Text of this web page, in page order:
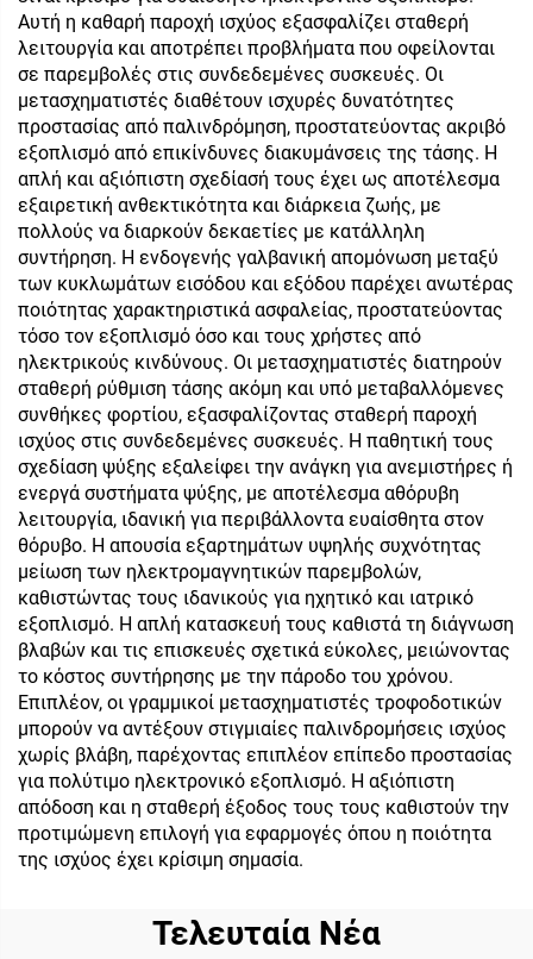
Αυτή η καθαρή παροχή ισχύος εξασφαλίζει σταθερή
λειτουργία και αποτρέπει προβλήματα που οφείλονται
σε παρεμβολές στις συνδεδεμένες συσκευές. Οι
μετασχηματιστές διαθέτουν ισχυρές δυνατότητες
προστασίας από παλινδρόμηση, προστατεύοντας ακριβό
εξοπλισμό από επικίνδυνες διακυμάνσεις της τάσης. Η
απλή και αξιόπιστη σχεδίασή τους έχει ως αποτέλεσμα
εξαιρετική ανθεκτικότητα και διάρκεια ζωής, με
πολλούς να διαρκούν δεκαετίες με κατάλληλη
συντήρηση. Η ενδογενής γαλβανική απομόνωση μεταξύ
των κυκλωμάτων εισόδου και εξόδου παρέχει ανωτέρας
ποιότητας χαρακτηριστικά ασφαλείας, προστατεύοντας
τόσο τον εξοπλισμό όσο και τους χρήστες από
ηλεκτρικούς κινδύνους. Οι μετασχηματιστές διατηρούν
σταθερή ρύθμιση τάσης ακόμη και υπό μεταβαλλόμενες
συνθήκες φορτίου, εξασφαλίζοντας σταθερή παροχή
ισχύος στις συνδεδεμένες συσκευές. Η παθητική τους
σχεδίαση ψύξης εξαλείφει την ανάγκη για ανεμιστήρες ή
ενεργά συστήματα ψύξης, με αποτέλεσμα αθόρυβη
λειτουργία, ιδανική για περιβάλλοντα ευαίσθητα στον
θόρυβο. Η απουσία εξαρτημάτων υψηλής συχνότητας
μείωση των ηλεκτρομαγνητικών παρεμβολών,
καθιστώντας τους ιδανικούς για ηχητικό και ιατρικό
εξοπλισμό. Η απλή κατασκευή τους καθιστά τη διάγνωση
βλαβών και τις επισκευές σχετικά εύκολες, μειώνοντας
το κόστος συντήρησης με την πάροδο του χρόνου.
Επιπλέον, οι γραμμικοί μετασχηματιστές τροφοδοτικών
μπορούν να αντέξουν στιγμιαίες παλινδρομήσεις ισχύος
χωρίς βλάβη, παρέχοντας επιπλέον επίπεδο προστασίας
για πολύτιμο ηλεκτρονικό εξοπλισμό. Η αξιόπιστη
απόδοση και η σταθερή έξοδος τους τους καθιστούν την
προτιμώμενη επιλογή για εφαρμογές όπου η ποιότητα
της ισχύος έχει κρίσιμη σημασία.
Τελευταία Νέα